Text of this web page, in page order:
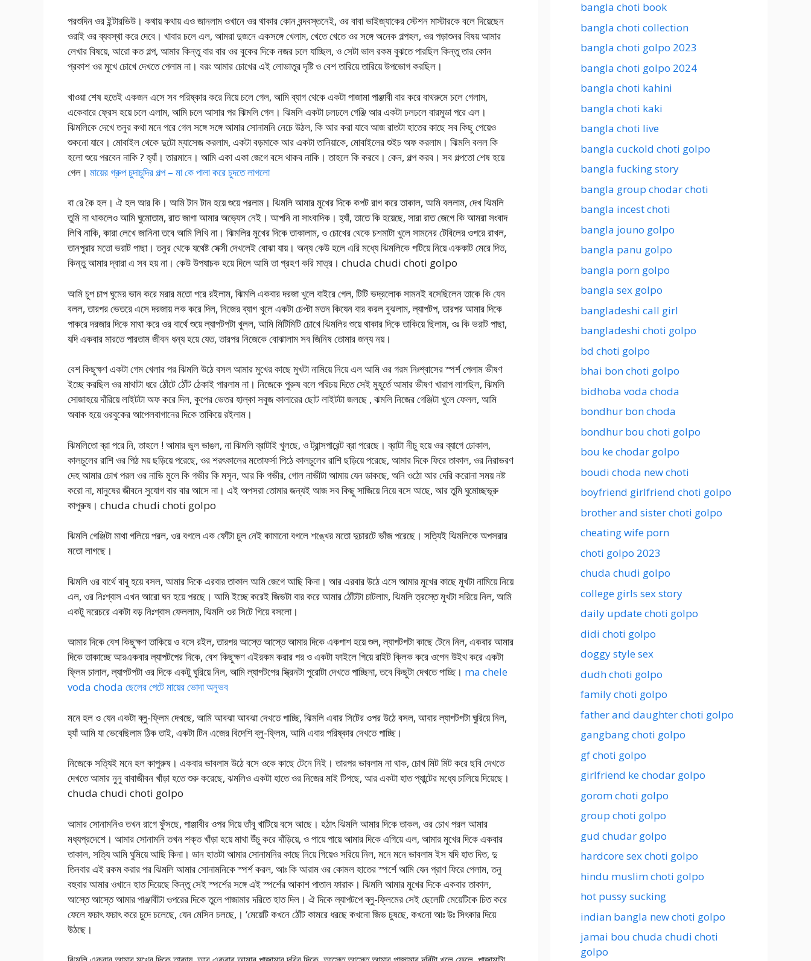
পরশুদিন ওর ইন্টারভিউ। কথায় কথায় এও জানলাম ওখানে ওর থাকার কোন বন্দবস্তনেই, ওর বাবা ভাইজ্যাকের স্টেশন মাস্টারকে বলে দিয়েছেন
ওরাই ওর ব্যবস্থা করে দেবে। খাবার চলে এল, আমরা দুজনে একসঙ্গে খেলাম, খেতে খেতে ওর সঙ্গে অনেক গল্পহল, ওর পড়াশুনর বিষয় আমার
লেখার বিষয়ে, আরো কত গল্প, আমার কিন্তু বার বার ওর বুকের দিকে নজর চলে যাচ্ছিল, ও সেটা ভাল রকম বুঝতে পারছিল কিন্তু তার কোন
প্রকাশ ওর মুখে চোখে দেখতে পেলাম না। বরং আমার চোখের এই লোভাতুর দৃষ্টি ও বেশ তারিয়ে তারিয়ে উপভোগ করছিল।
খাওয়া শেষ হতেই একজন এসে সব পরিষ্কার করে নিয়ে চলে গেল, আমি ব্যাগ থেকে একটা পাজামা পাঞ্জাবী বার করে বাথরুমে চলে গেলাম,
একেবারে ফ্রেস হয়ে চলে এলাম, আমি চলে আসার পর ঝিমলি গেল। ঝিমলি একটা ঢলঢলে গেঞ্জি আর একটা ঢলঢলে বারমুডা পরে এল।
ঝিমলিকে দেখে তনুর কথা মনে পরে গেল সঙ্গে সঙ্গে আমার সোনামনি নেচে উঠল, কি আর করা যাবে আজ রাতটা হাতের কাছে সব কিছু পেয়েও
শুকনো যাবে। মোবাইল থেকে দুটো ম্যাসেজ করলাম, একটা বড়মাকে আর একটা তানিয়াকে, মোবাইলের শুইচ অফ করলাম। ঝিমলি বলল কি
হলো শুয়ে পরবেন নাকি ? হ্যাঁ। তারমানে। আমি একা একা জেগে বসে থাকব নাকি। তাহলে কি করবে। কেন, গল্প করব। সব গল্পতো শেষ হয়ে
গেল। মায়ের গ্রুপ চুদাচুদির গল্প – মা কে পালা করে চুদতে লাগলো
বা রে কৈ হল। ঐ হল আর কি। আমি টান টান হয়ে শুয়ে পরলাম। ঝিমলি আমার মুখের দিকে কপট রাগ করে তাকাল, আমি বললাম, দেখ ঝিমলি
তুমি না থাকলেও আমি ঘুমোতাম, রাত জাগা আমার অভ্যেস নেই। আপনি না সাংবাদিক। হ্যাঁ, তাতে কি হয়েছে, সারা রাত জেগে কি আমরা সংবাদ
লিখি নাকি, কারা লেখে জানিনা তবে আমি লিখি না। ঝিমলির মুখের দিকে তাকালাম, ও চোখের থেকে চশমাটা খুলে সামনের টেবিলের ওপরে রাখল,
তানপুরার মতো ভরাট পাছা। তনুর থেকে যথেষ্ট সেক্সী দেখলেই বোঝা যায়। অন্য কেউ হলে এরি মধ্যে ঝিমলিকে পটিয়ে নিয়ে এককাট মেরে দিত,
কিন্তু আমার দ্বারা এ সব হয় না। কেউ উপযাচক হয়ে দিলে আমি তা গ্রহণ করি মাত্র। chuda chudi choti golpo
আমি চুপ চাপ ঘুমের ভান করে মরার মতো পরে রইলাম, ঝিমলি একবার দরজা খুলে বাইরে গেল, টিটি ভদ্রলোক সামনই বসেছিলেন তাকে কি যেন
বলল, তারপর ভেতরে এসে দরজায় লক করে দিল, নিজের ব্যাগ খুলে একটা চেপ্টা মতন কিযেন বার করল বুঝলাম, ল্যাপটপ, তারপর আমার দিকে
পাকরে দরজার দিকে মাথা করে ওর বার্থে শুয়ে ল্যাপটপটা খুলল, আমি মিটিমিটি চোখে ঝিমলির শুয়ে থাকার দিকে তাকিয়ে ছিলাম, ওঃ কি ভরাট পাছা,
যদি একবার মারতে পারতাম জীবন ধন্য হয়ে যেত, তারপর নিজেকে বোঝালাম সব জিনিষ তোমার জন্য নয়।
বেশ কিছুক্ষণ একটা গেম খেলার পর ঝিমলি উঠে বসল আমার মুখের কাছে মুখটা নামিয়ে নিয়ে এল আমি ওর গরম নিঃশ্বাসের স্পর্শ পেলাম ভীষণ
ইচ্ছে করছিল ওর মাথাটা ধরে ঠোঁটে ঠোঁট ঠেকাই পারলাম না। নিজেকে পুরুষ বলে পরিচয় দিতে সেই মুহূর্তে আমার ভীষণ খারাপ লাগছিল, ঝিমলি
সোজাহয়ে দাঁরিয়ে লাইটটা অফ করে দিল, কুপের ভেতর হাল্কা সবুজ কালারের ছোট লাইটটা জলছে , ঝমলি নিজের গেঞ্জিটা খুলে ফেলল, আমি
অবাক হয়ে ওরবুকের আপেলবাগানের দিকে তাকিয়ে রইলাম।
ঝিমলিতো ব্রা পরে নি, তাহলে ! আমার ভুল ভাঙল, না ঝিমলি ব্রাটাই খুলছে, ও ট্রান্সপারেন্ট ব্রা পরেছে। ব্রাটা নীচু হয়ে ওর ব্যাগে ঢোকাল,
কালচুলের রাশি ওর পিঠ ময় ছড়িয়ে পরেছে, ওর শরৎকালের মতোফর্সা পিঠে কালচুলের রাশি ছড়িয়ে পরেছে, আমার দিকে ফিরে তাকাল, ওর নিরাভরণ
দেহ আমার চোখ পরল ওর নাভি মূলে কি গভীর কি মসৃন, আর কি গভীর, গোল নাভীটা আমায় যেন ডাকছে, অনি ওঠো আর দেরি করোনা সময় নষ্ট
করো না, মানুষের জীবনে সুযোগ বার বার আসে না। এই অপসরা তোমার জন্যই আজ সব কিছু সাজিয়ে নিয়ে বসে আছে, আর তুমি ঘুমোচ্ছভূরু
কাপুরুষ। chuda chudi choti golpo
ঝিমলি গেঞ্জিটা মাথা গলিয়ে পরল, ওর বগলে এক ফোঁটা চুল নেই কামানো বগলে শঙ্খের মতো দুচারটে ভাঁজ পরেছে। সত্যিই ঝিমলিকে অপসরার
মতো লাগছে।
ঝিমলি ওর বার্থে বাবু হয়ে বসল, আমার দিকে এরবার তাকাল আমি জেগে আছি কিনা। আর এরবার উঠে এসে আমার মুখের কাছে মুখটা নামিয়ে নিয়ে
এল, ওর নিঃশ্বাস এখন আরো ঘন হয়ে পরছে। আমি ইচ্ছে করেই জিভটা বার করে আমার ঠোঁটটা চাটলাম, ঝিমলি ত্রস্তে মুখটা সরিয়ে নিল, আমি
একটু নরেচরে একটা বড় নিঃশ্বাস ফেললাম, ঝিমলি ওর সিটে গিয়ে বসলো।
আমার দিকে বেশ কিছুক্ষণ তাকিয়ে ও বসে রইল, তারপর আস্তে আস্তে আমার দিকে একপাশ হয়ে শুল, ল্যাপটপটা কাছে টেনে নিল, একবার আমার
দিকে তাকাচ্ছে আরএকবার ল্যাপটপের দিকে, বেশ কিছুক্ষণ এইরকম করার পর ও একটা ফাইলে গিয়ে রাইট ক্লিক করে ওপেন উইথ করে একটা
ফ্লিম চালাল, ল্যাপটপটা ওর দিকে একটু ঘুরিয়ে নিল, আমি ল্যাপটপের স্ক্রিনটা পুরোটা দেখতে পাচ্ছিনা, তবে কিছুটা দেখতে পাচ্ছি। ma chele
voda choda ছেলের পেটে মায়ের ভোদা অনুভব
মনে হল ও যেন একটা ব্লু-ফ্লিম দেখছে, আমি আবঝা আবঝা দেখতে পাচ্ছি, ঝিমলি এবার সিটের ওপর উঠে বসল, আবার ল্যাপটপটা ঘুরিয়ে নিল,
হ্যাঁ আমি যা ভেবেছিলাম ঠিক তাই, একটা টিন এজের বিদেশি ব্লু-ফ্লিম, আমি এবার পরিষ্কার দেখতে পাচ্ছি।
নিজেকে সত্যিই মনে হল কাপুরুষ। একবার ভাবলাম উঠে বসে ওকে কাছে টেনে নিই। তারপর ভাবলাম না থাক, চোখ মিট মিট করে ছবি দেখতে
দেখতে আমার নুনু বাবাজীবন খাঁড়া হতে শুরু করেছে, ঝমলিও একটা হাতে ওর নিজের মাই টিপছে, আর একটা হাত প্যান্টের মধ্যে চালিয়ে দিয়েছে।
chuda chudi choti golpo
আমার সোনামনিও তখন রাগে ফুঁসছে, পাঞ্জাবীর ওপর দিয়ে তাঁবু খাটিয়ে বসে আছে। হঠাৎ ঝিমলি আমার দিকে তাকল, ওর চোখ পরল আমার
মধ্যপ্রদেশে। আমার সোনামনি তখন শক্ত খাঁড়া হয়ে মাথা উঁচু করে দাঁড়িয়ে, ও পায়ে পায়ে আমার দিকে এগিয়ে এল, আমার মুখের দিকে একবার
তাকাল, সত্যি আমি ঘুমিয়ে আছি কিনা। ডান হাতটা আমার সোনামনির কাছে নিয়ে গিয়েও সরিয়ে নিল, মনে মনে ভাবলাম ইস যদি হাত দিত, দু
তিনবার এই রকম করার পর ঝিমলি আমার সোনামনিকে স্পর্শ করল, আঃ কি আরাম ওর কোমল হাতের স্পর্শে আমি যেন প্রাণ ফিরে পেলাম, তনু
বহুবার আমার ওখানে হাত দিয়েছে কিন্তু সেই স্পর্শের সঙ্গে এই স্পর্শের আকাশ পাতাল ফারাক। ঝিমলি আমার মুখের দিকে একবার তাকাল,
আস্তে আস্তে আমার পাঞ্জাবীটা ওপরের দিকে তুলে পাজামার দরিতে হাত দিল। ঐ দিকে ল্যাপটপে ব্লু-ফ্লিমের সেই ছেলেটি মেয়েটিকে চিত করে
ফেলে ফচাৎ ফচাৎ করে চুদে চলেছে, যেন মেসিন চলছে,। ‘মেয়েটি কখনে ঠোঁট কামরে ধরছে কখনো জিভ চুষছে, কখনো আঃ উঃ সিৎকার দিয়ে
উঠছে।
bangla choti book
bangla choti collection
bangla choti golpo 2023
bangla choti golpo 2024
bangla choti kahini
bangla choti kaki
bangla choti live
bangla cuckold choti golpo
bangla fucking story
bangla group chodar choti
bangla incest choti
bangla jouno golpo
bangla panu golpo
bangla porn golpo
bangla sex golpo
bangladeshi call girl
bangladeshi choti golpo
bd choti golpo
bhai bon choti golpo
bidhoba voda choda
bondhur bon choda
bondhur bou choti golpo
bou ke chodar golpo
boudi choda new choti
boyfriend girlfriend choti golpo
brother and sister choti golpo
cheating wife porn
choti golpo 2023
chuda chudi golpo
college girls sex story
daily update choti golpo
didi choti golpo
doggy style sex
dudh choti golpo
family choti golpo
father and daughter choti golpo
gangbang choti golpo
gf choti golpo
girlfriend ke chodar golpo
gorom choti golpo
group choti golpo
gud chudar golpo
hardcore sex choti golpo
hindu muslim choti golpo
hot pussy sucking
indian bangla new choti golpo
jamai bou chuda chudi choti
golpo